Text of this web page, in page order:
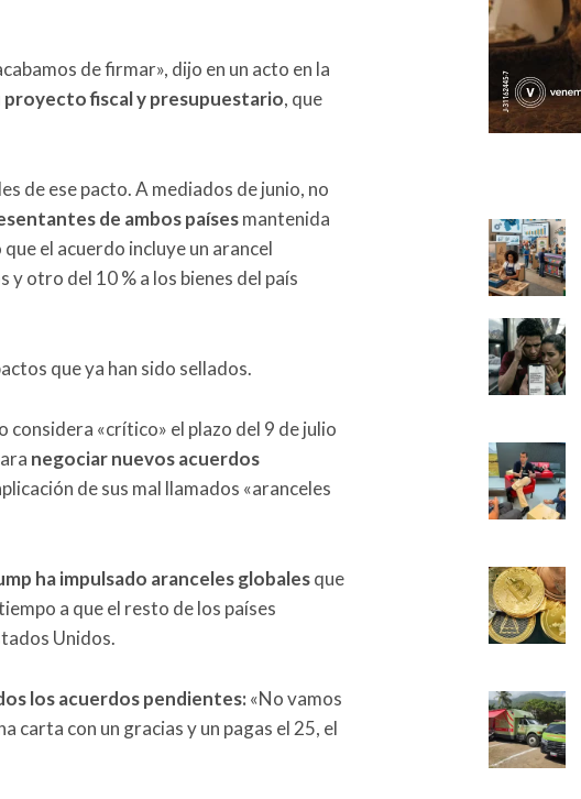
de firmar», dijo en un acto en la
proyecto fiscal y presupuestario, que
de ese pacto. A mediados de junio, no
de ambos paísesmantenida
el acuerdo incluye un arancel
otro del 10 % a los bienes del país
que ya han sido sellados.
considera «crítico» el plazo del 9 de julio
negociar nuevos acuerdos
de sus mal llamados «aranceles
ha impulsado aranceles globalesque
a que el resto de los países
Unidos.
los acuerdos pendientes: «No vamos
carta con un gracias y un pagas el 25, el